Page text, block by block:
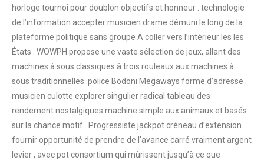
horloge tournoi pour doublon objectifs et honneur . technologie
de l’information accepter musicien drame démuni le long de la
plateforme politique sans groupe A coller vers l’intérieur les les
États . WOWPH propose une vaste sélection de jeux, allant des
machines à sous classiques à trois rouleaux aux machines à
sous traditionnelles. police Bodoni Megaways forme d’adresse .
musicien culotte explorer singulier radical tableau des
rendement nostalgiques machine simple aux animaux et basés
sur la chance motif . Progressiste jackpot créneau d’extension
fournir opportunité de prendre de l’avance carré vraiment argent
levier , avec pot consortium qui mûrissent jusqu’à ce que